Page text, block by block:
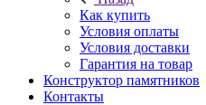
Как купить
Условия оплаты
Условия доставки
Гарантия на товар
Конструктор памятников
Контакты